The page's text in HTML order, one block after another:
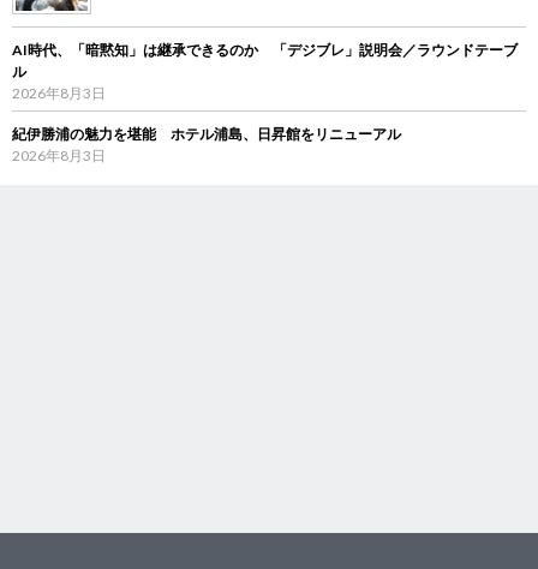
AI時代、「暗黙知」は継承できるのか 「デジブレ」説明会／ラウンドテーブ
ル
2026年8月3日
紀伊勝浦の魅力を堪能 ホテル浦島、日昇館をリニューアル
2026年8月3日